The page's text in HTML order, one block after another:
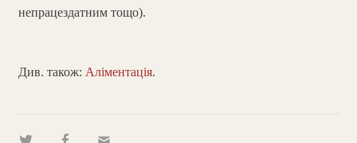
непрацездатним тощо).
Див. також: Аліментація.